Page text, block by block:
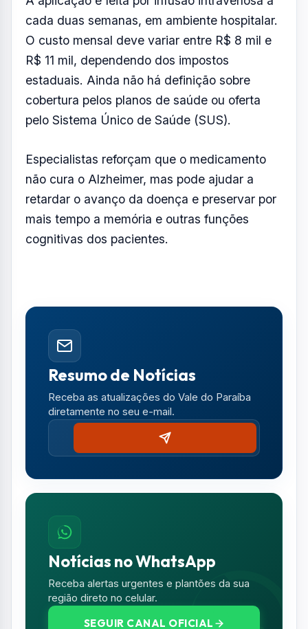
cada duas semanas, em ambiente hospitalar.
O custo mensal deve variar entre R$ 8 mil e
R$ 11 mil, dependendo dos impostos
estaduais. Ainda não há definição sobre
cobertura pelos planos de saúde ou oferta
pelo Sistema Único de Saúde (SUS).
Especialistas reforçam que o medicamento
não cura o Alzheimer, mas pode ajudar a
retardar o avanço da doença e preservar por
mais tempo a memória e outras funções
cognitivas dos pacientes.
Resumo de Notícias
Receba as atualizações do Vale do Paraíba
diretamente no seu e-mail.
Notícias no WhatsApp
Receba alertas urgentes e plantões da sua
região direto no celular.
SEGUIR CANAL OFICIAL